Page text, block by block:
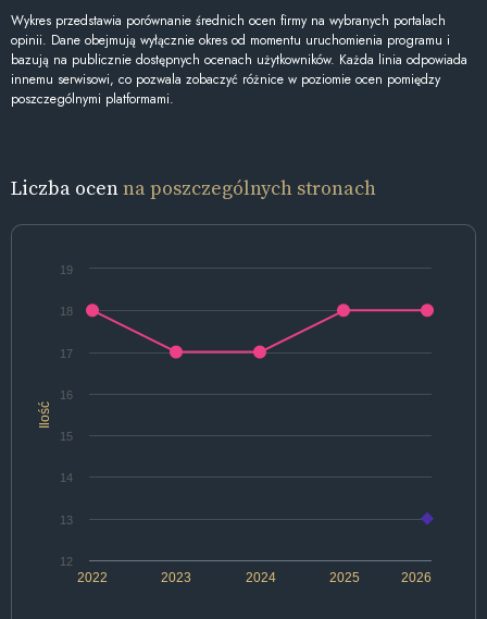
Wykres przedstawia porównanie średnich ocen firmy na wybranych portalach
opinii. Dane obejmują wyłącznie okres od momentu uruchomienia programu i
bazują na publicznie dostępnych ocenach użytkowników. Każda linia odpowiada
innemu serwisowi, co pozwala zobaczyć różnice w poziomie ocen pomiędzy
poszczególnymi platformami.
Liczba ocenna poszczególnych stronach
Ilość
2022 2024 2026
2023 2025
12
13
14
15
16
17
18
19